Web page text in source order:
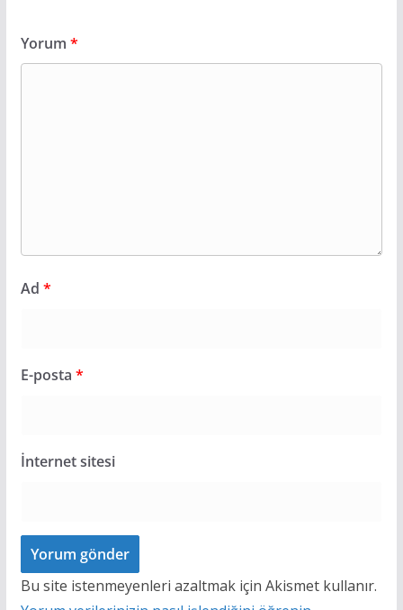
Yorum *
Ad *
E-posta *
İnternet sitesi
Bu site istenmeyenleri azaltmak için Akismet kullanır.